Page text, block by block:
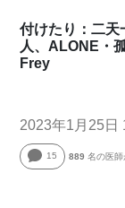
付けたり：二天
人、ALONE・
Frey
2023年1月25日
15 889 名の医